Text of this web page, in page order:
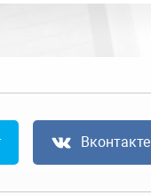
Вконтакте